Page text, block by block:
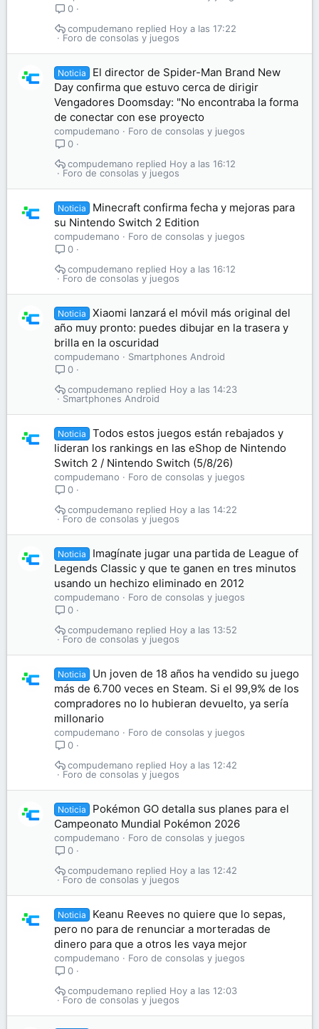
0
Foro de consolas y juegos
Hoy a las 17:22
compudemano
Noticia
El director de Spider-Man Brand New
Day confirma que estuvo cerca de dirigir
Vengadores Doomsday: "No encontraba la forma
de conectar con ese proyecto
compudemano
Foro de consolas y juegos
0
Foro de consolas y juegos
Hoy a las 16:12
compudemano
Noticia
Minecraft confirma fecha y mejoras para
su Nintendo Switch 2 Edition
compudemano
Foro de consolas y juegos
0
Foro de consolas y juegos
Hoy a las 16:12
compudemano
Noticia
Xiaomi lanzará el móvil más original del
año muy pronto: puedes dibujar en la trasera y
brilla en la oscuridad
compudemano
Smartphones Android
0
Smartphones Android
Hoy a las 14:23
compudemano
Noticia
Todos estos juegos están rebajados y
lideran los rankings en las eShop de Nintendo
Switch 2 / Nintendo Switch (5/8/26)
compudemano
Foro de consolas y juegos
0
Foro de consolas y juegos
Hoy a las 14:22
compudemano
Noticia
Imagínate jugar una partida de League of
Legends Classic y que te ganen en tres minutos
usando un hechizo eliminado en 2012
compudemano
Foro de consolas y juegos
0
Foro de consolas y juegos
Hoy a las 13:52
compudemano
Noticia
Un joven de 18 años ha vendido su juego
más de 6.700 veces en Steam. Si el 99,9% de los
compradores no lo hubieran devuelto, ya sería
millonario
compudemano
Foro de consolas y juegos
0
Foro de consolas y juegos
Hoy a las 12:42
compudemano
Noticia
Pokémon GO detalla sus planes para el
Campeonato Mundial Pokémon 2026
compudemano
Foro de consolas y juegos
0
Foro de consolas y juegos
Hoy a las 12:42
compudemano
Noticia
Keanu Reeves no quiere que lo sepas,
pero no para de renunciar a morteradas de
dinero para que a otros les vaya mejor
compudemano
Foro de consolas y juegos
0
Foro de consolas y juegos
Hoy a las 12:03
compudemano